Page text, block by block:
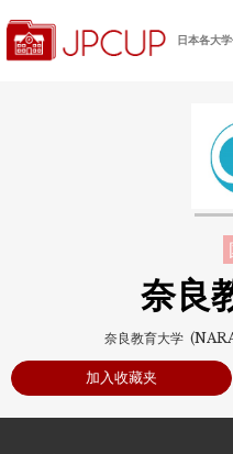
日本各大
奈良
奈良教育大学
加入收藏夹